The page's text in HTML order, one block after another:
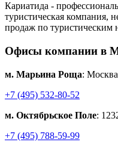
Кариатида -
туристическая компания,
продаж по туристическим
Офисы компании в
м. Марьина Роща:
+7 (495) 532-80-52
м. Октябрьское Поле:
+7 (495) 788-59-99